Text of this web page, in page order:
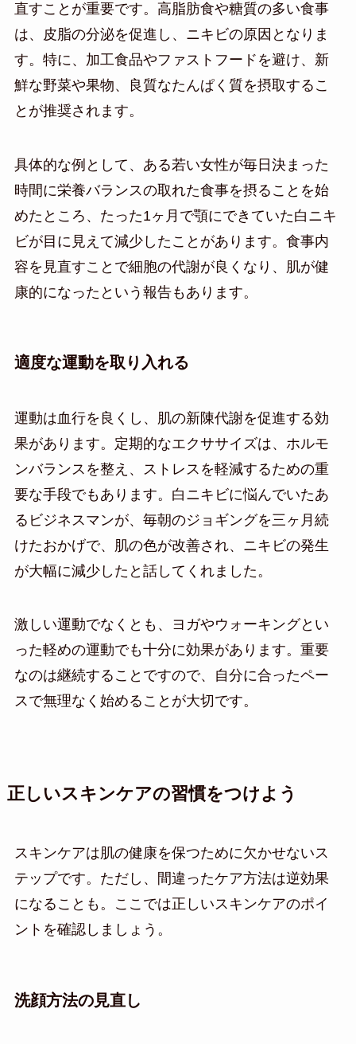
直すことが重要です。高脂肪食や糖質の多い食事
は、皮脂の分泌を促進し、ニキビの原因となりま
す。特に、加工食品やファストフードを避け、新
鮮な野菜や果物、良質なたんぱく質を摂取するこ
とが推奨されます。
具体的な例として、ある若い女性が毎日決まった
時間に栄養バランスの取れた食事を摂ることを始
めたところ、たった1ヶ月で顎にできていた白ニキ
ビが目に見えて減少したことがあります。食事内
容を見直すことで細胞の代謝が良くなり、肌が健
康的になったという報告もあります。
適度な運動を取り入れる
運動は血行を良くし、肌の新陳代謝を促進する効
果があります。定期的なエクササイズは、ホルモ
ンバランスを整え、ストレスを軽減するための重
要な手段でもあります。白ニキビに悩んでいたあ
るビジネスマンが、毎朝のジョギングを三ヶ月続
けたおかげで、肌の色が改善され、ニキビの発生
が大幅に減少したと話してくれました。
激しい運動でなくとも、ヨガやウォーキングとい
った軽めの運動でも十分に効果があります。重要
なのは継続することですので、自分に合ったペー
スで無理なく始めることが大切です。
正しいスキンケアの習慣をつけよう
スキンケアは肌の健康を保つために欠かせないス
テップです。ただし、間違ったケア方法は逆効果
になることも。ここでは正しいスキンケアのポイ
ントを確認しましょう。
洗顔方法の見直し